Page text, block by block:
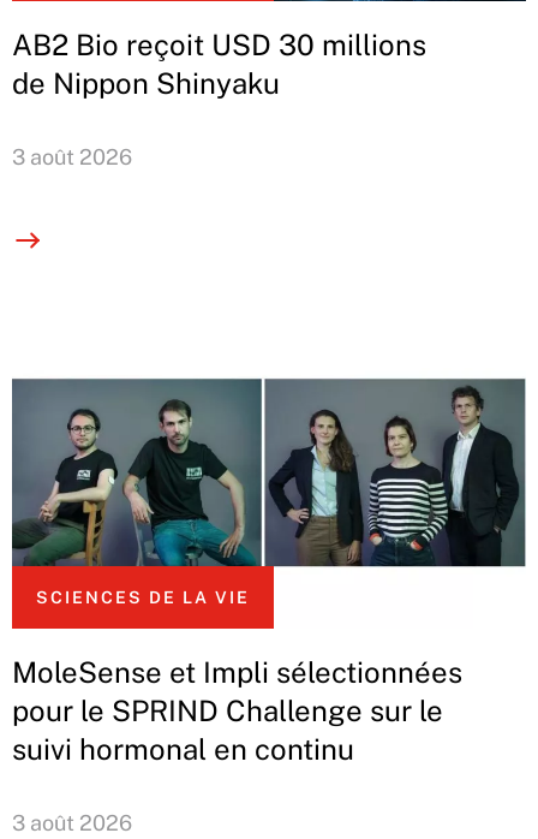
AB2 Bio reçoit USD 30 millions
de Nippon Shinyaku
3 août 2026
SCIENCES DE LA VIE
MoleSense et Impli sélectionnées
pour le SPRIND Challenge sur le
suivi hormonal en continu
3 août 2026